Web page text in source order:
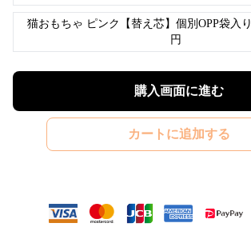
猫おもちゃ ピンク【替え芯】個別OPP袋入り
円
購入画面に進む
カートに追加する